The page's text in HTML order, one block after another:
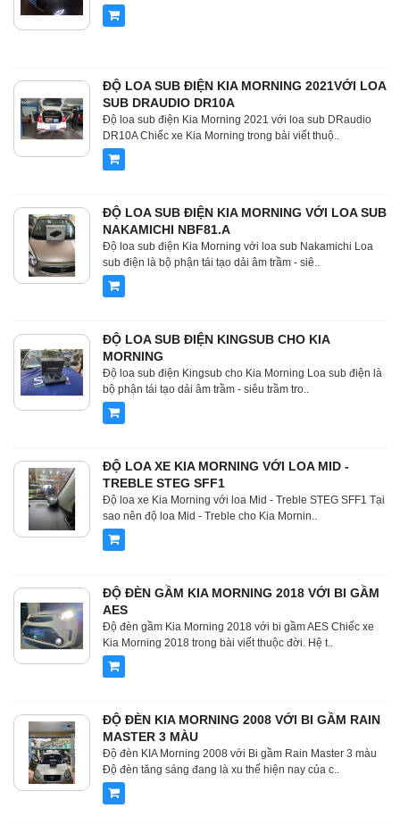
ĐỘ LOA SUB ĐIỆN KIA MORNING 2021VỚI LOA
SUB DRAUDIO DR10A
Độ loa sub điện Kia Morning 2021 với loa sub DRaudio
DR10A Chiếc xe Kia Morning trong bài viết thuộ..
ĐỘ LOA SUB ĐIỆN KIA MORNING VỚI LOA SUB
NAKAMICHI NBF81.A
Độ loa sub điện Kia Morning với loa sub Nakamichi Loa
sub điện là bộ phận tái tạo dải âm trầm - siê..
ĐỘ LOA SUB ĐIỆN KINGSUB CHO KIA
MORNING
Độ loa sub điện Kingsub cho Kia Morning Loa sub điện là
bộ phận tái tạo dải âm trầm - siêu trầm tro..
ĐỘ LOA XE KIA MORNING VỚI LOA MID -
TREBLE STEG SFF1
Độ loa xe Kia Morning với loa Mid - Treble STEG SFF1 Tại
sao nên độ loa Mid - Treble cho Kia Mornin..
ĐỘ ĐÈN GẦM KIA MORNING 2018 VỚI BI GẦM
AES
Độ đèn gầm Kia Morning 2018 với bi gầm AES Chiếc xe
Kia Morning 2018 trong bài viết thuộc đời. Hệ t..
ĐỘ ĐÈN KIA MORNING 2008 VỚI BI GẦM RAIN
MASTER 3 MÀU
Độ đèn KIA Morning 2008 với Bi gầm Rain Master 3 màu
Độ đèn tăng sáng đang là xu thế hiện nay của c..